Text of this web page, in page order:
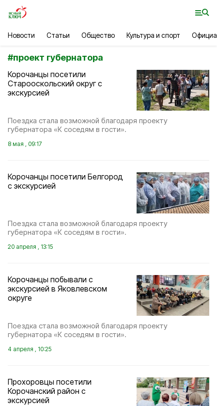
Новости Статьи Общество Культура и спорт
#проект губернатора
Корочанцы посетили
Старооскольский округ с
экскурсией
Поездка стала возможной благодаря проекту
губернатора «К соседям в гости».
8 мая , 09:17
Корочанцы посетили Белгород
с экскурсией
Поездка стала возможной благодаря проекту
губернатора «К соседям в гости».
20 апреля , 13:15
Корочанцы побывали с
экскурсией в Яковлевском
округе
Поездка стала возможной благодаря проекту
губернатора «К соседям в гости».
4 апреля , 10:25
Прохоровцы посетили
Корочанский район с
экскурсией